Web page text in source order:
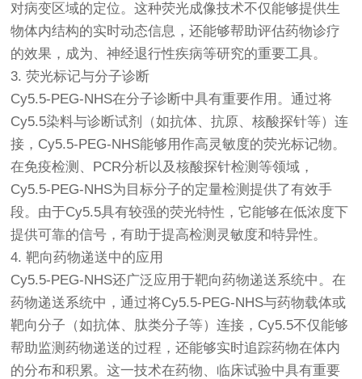
对病变区域的定位。这种荧光成像技术不仅能够提供生
物体内结构的实时动态信息，还能够帮助评估药物诊疗
的效果，成为、神经退行性疾病等研究的重要工具。
3. 荧光标记与分子诊断
Cy5.5-PEG-NHS在分子诊断中具有重要作用。通过将
Cy5.5染料与诊断试剂（如抗体、抗原、核酸探针等）连
接，Cy5.5-PEG-NHS能够用作高灵敏度的荧光标记物。
在免疫检测、PCR分析以及核酸探针检测等领域，
Cy5.5-PEG-NHS为目标分子的定量检测提供了有效手
段。由于Cy5.5具有较强的荧光特性，它能够在低浓度下
提供可靠的信号，有助于提高检测灵敏度和特异性。
4. 靶向药物递送中的应用
Cy5.5-PEG-NHS还广泛应用于靶向药物递送系统中。在
药物递送系统中，通过将Cy5.5-PEG-NHS与药物载体或
靶向分子（如抗体、肽类分子等）连接，Cy5.5不仅能够
帮助监测药物递送的过程，还能够实时追踪药物在体内
的分布和积累。这一技术在药物、临床试验中具有重要